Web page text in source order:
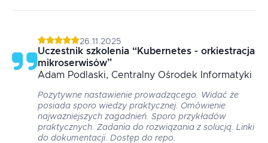
26.11.2025
Uczestnik szkolenia “Kubernetes - orkiestracja
mikroserwisów”
Adam Podlaski, Centralny Ośrodek Informatyki
Pozytywne nastawienie prowadzącego. Widać że
posiada sporo wiedzy praktycznej. Omówienie
najważniejszych zagadnień. Sporo przykładów
praktycznych. Zadania do rozwiązania z solucją. Linki
do dokumentacji. Dostęp do repo.